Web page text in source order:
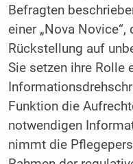
Befragten
einer „Nova
Rückstellung auf
Sie setzen ihre Rolle
Funktion die
notwendigen
nimmt die